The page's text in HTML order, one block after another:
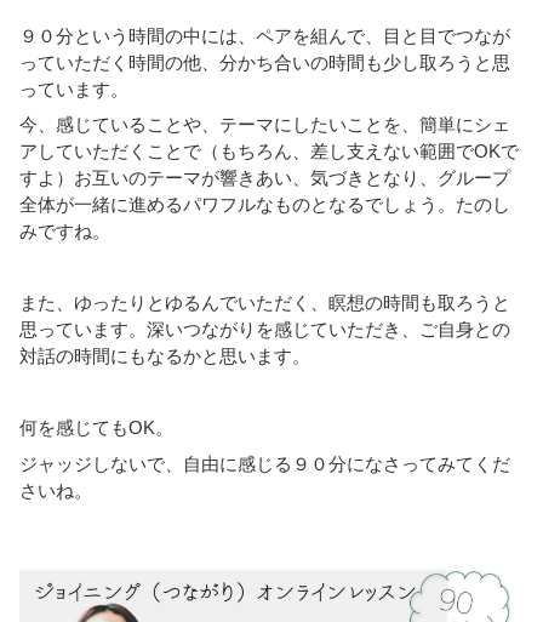
９０分という時間の中には、ペアを組んで、目と目でつなが
っていただく時間の他、分かち合いの時間も少し取ろうと思
っています。
今、感じていることや、テーマにしたいことを、簡単にシェ
アしていただくことで（もちろん、差し支えない範囲でOKで
すよ）お互いのテーマが響きあい、気づきとなり、グループ
全体が一緒に進めるパワフルなものとなるでしょう。たのし
みですね。
また、ゆったりとゆるんでいただく、瞑想の時間も取ろうと
思っています。深いつながりを感じていただき、ご自身との
対話の時間にもなるかと思います。
何を感じてもOK。
ジャッジしないで、自由に感じる９０分になさってみてくだ
さいね。